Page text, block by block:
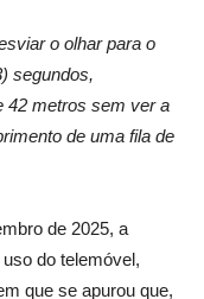
o olhar para o
segundos,
42 metros sem ver a
de uma fila de
de 2025, a
do telemóvel,
que se apurou que,